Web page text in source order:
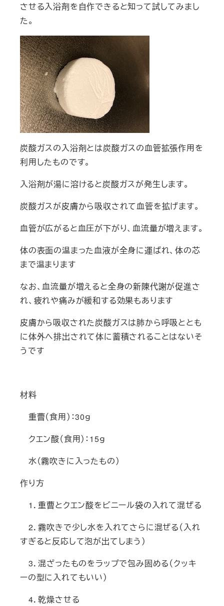
させる入浴剤を自作できると知って試してみまし
た。
炭酸ガスの入浴剤とは炭酸ガスの血管拡張作用を
利用したものです。
入浴剤が湯に溶けると炭酸ガスが発生します。
炭酸ガスが皮膚から吸収されて血管を拡げます。
血管が広がると血圧が下がり、血流量が増えます。
体の表面の温まった血液が全身に運ばれ、体の芯
まで温まります
なお、血流量が増えると全身の新陳代謝が促進さ
れ、疲れや痛みが緩和する効果もあります
皮膚から吸収された炭酸ガスは肺から呼吸ととも
に体外へ排出されて体に蓄積されることはないそ
うです
材料
重曹（食用）：30ｇ
クエン酸（食用）： 15ｇ
水（霧吹きに入ったもの）
作り方
1 ．重曹とクエン酸をビニール袋の入れて混ぜる
2．霧吹きで少し水を入れてさらに混ぜる（入れ
すぎると反応して泡が出てしまう）
3．混ざったものをラップで包み固める（クッキ
ーの型に入れてもいい）
4．乾燥させる